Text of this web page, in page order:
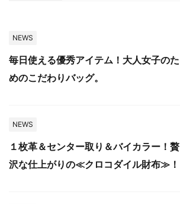
NEWS
毎日使える優秀アイテム！大人女子のた
めのこだわりバッグ。
NEWS
１枚革＆センター取り＆バイカラー！贅
沢な仕上がりの≪クロコダイル財布≫！